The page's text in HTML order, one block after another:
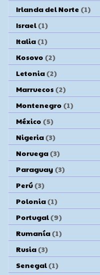
Irlanda del Norte (1)
Israel (1)
Italia (1)
Kosovo (2)
Letonia (2)
Marruecos (2)
Montenegro (1)
México (5)
Nigeria (3)
Noruega (3)
Paraguay (3)
Perú (3)
Polonia (1)
Portugal (9)
Rumanía (1)
Rusia (3)
Senegal (1)